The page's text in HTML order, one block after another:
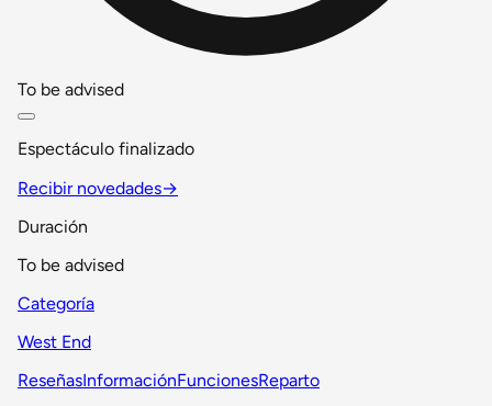
To be advised
Espectáculo finalizado
Recibir novedades→
Duración
To be advised
Categoría
West End
ReseñasInformaciónFuncionesReparto